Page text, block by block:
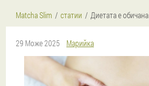
Matcha Slim статии Диетата е обичана
29 Може 2025 Марийка